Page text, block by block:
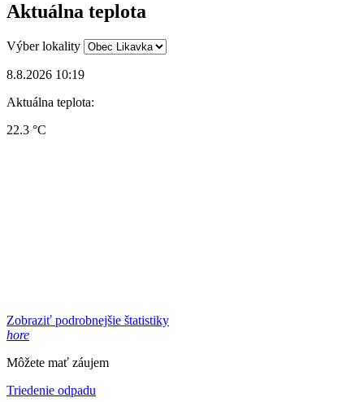
Aktuálna teplota
Výber lokality
8.8.2026 10:19
Aktuálna teplota:
22.3 °C
Zobraziť podrobnejšie štatistiky
hore
Môžete mať záujem
Triedenie odpadu